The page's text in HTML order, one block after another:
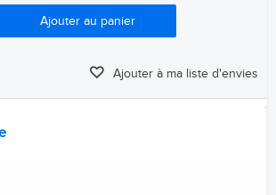
Ajouter au panier
Ajouter à ma liste d'envies